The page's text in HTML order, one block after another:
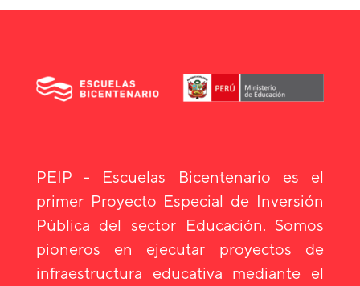
PEIP - Escuelas Bicentenario es el
primer Proyecto Especial de Inversión
Pública del sector Educación. Somos
pioneros en ejecutar proyectos de
infraestructura educativa mediante el